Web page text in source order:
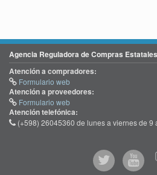
Agencia Reguladora de Compras Estatales
Atención a compradores:
Formulario web
Atención a proveedores:
Formulario web
Atención telefónica:
(+598) 26045360 de lunes a viernes de 9